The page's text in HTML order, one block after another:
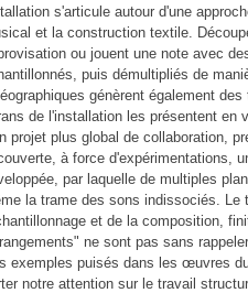
s'articule autour d'une
et la construction textile.
ou jouent une note avec
puis démultipliés de
génèrent également
de l'installation les présentent
projet plus global de collaboration,
à force d'expérimentations,
par laquelle de multiples
la trame des sons indissociés.
et de la composition,
ne sont pas sans
exemples puisés dans les œuvres
notre attention sur le travail